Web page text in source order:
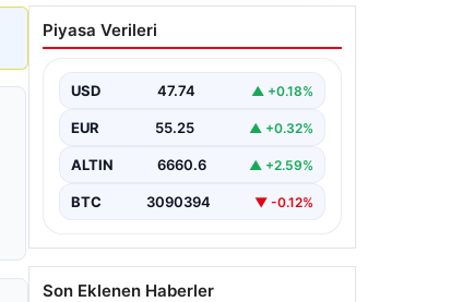
Ahmet Metin Genç’in
forma kampanyasıyla ilgili
geldi” İddialar gerçek
dışıdır”
Piyasa Verileri
USD 47.74 ▲ +0.18%
EUR 55.25 ▲ +0.32%
ALTIN 6660.6 ▲ +2.59%
BTC 3090394 ▼ -0.12%
Son Eklenen Haberler